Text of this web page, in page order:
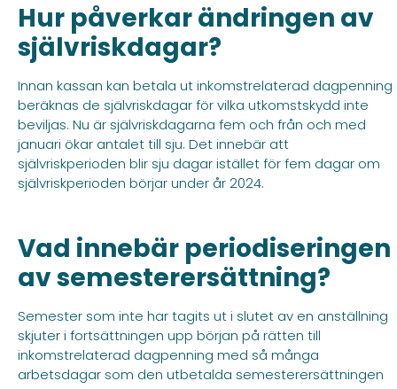
Hur påverkar ändringen av
självriskdagar?
Innan kassan kan betala ut inkomstrelaterad dagpenning
beräknas de självriskdagar för vilka utkomstskydd inte
beviljas. Nu är självriskdagarna fem och från och med
januari ökar antalet till sju. Det innebär att
självriskperioden blir sju dagar istället för fem dagar om
självriskperioden börjar under år 2024.
Vad innebär periodiseringen
av semesterersättning?
Semester som inte har tagits ut i slutet av en anställning
skjuter i fortsättningen upp början på rätten till
inkomstrelaterad dagpenning med så många
arbetsdagar som den utbetalda semesterersättningen